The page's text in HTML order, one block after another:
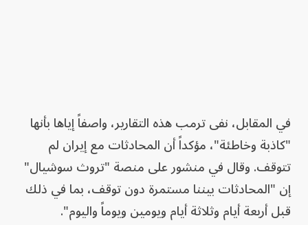
في المقابل، نفى ترمب هذه التقارير، واصفاً إياها بأنها
"كاذبة وخاطئة"، مؤكداً أن المحادثات مع إيران لم
تتوقف. وقال في منشور على منصة "تروث سوشيال"
إن "المحادثات بيننا مستمرة دون توقف، بما في ذلك
قبل أربعة أيام وثلاثة أيام ويومين ويوماً واليوم".